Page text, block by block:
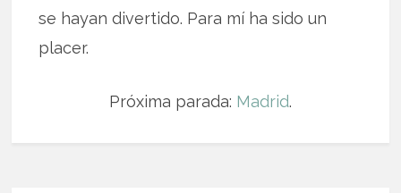
se hayan divertido. Para mí ha sido un
placer.
Próxima parada: Madrid.